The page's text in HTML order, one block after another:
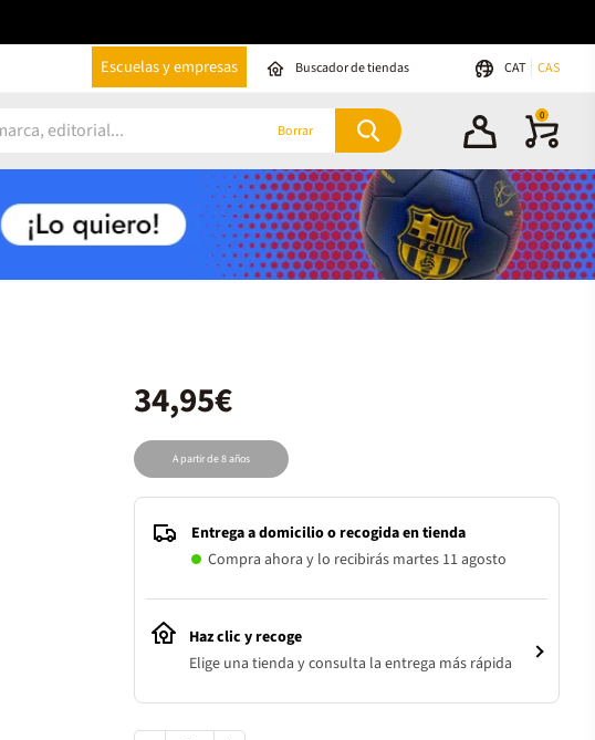
Escuelas y empresas Buscador de tiendas CAT CAS
Borrar
0
34,95€
A partir de 8 años
Entrega a domicilio o recogida en tienda
Compra ahora y lo recibirás martes 11 agosto
Haz clic y recoge
Elige una tienda y consulta la entrega más rápida